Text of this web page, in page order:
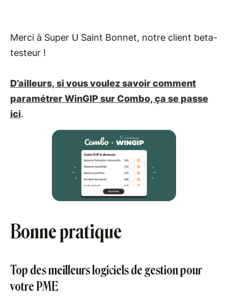
Merci à Super U Saint Bonnet, notre client beta-
testeur !
D’ailleurs, si vous voulez savoir comment
paramétrer WinGIP sur Combo, ça se passe
ici.
Bonne pratique
Top des meilleurs logiciels de gestion pour
votre PME